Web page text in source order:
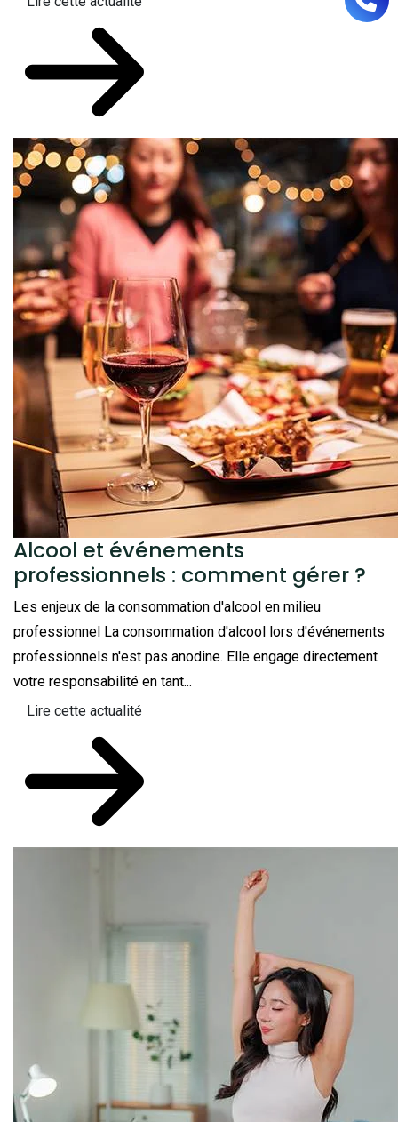
Alcool et événements
professionnels : comment gérer ?
Les enjeux de la consommation d'alcool en milieu
professionnel La consommation d'alcool lors d'événements
professionnels n'est pas anodine. Elle engage directement
votre responsabilité en tant...
Lire cette actualité